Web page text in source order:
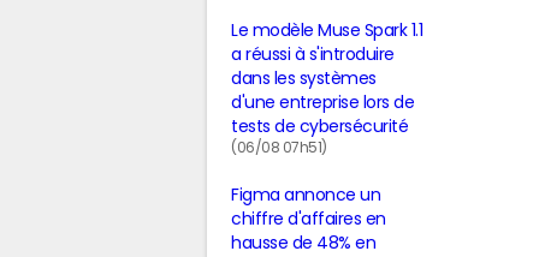
Le modèle Muse Spark 1.1
a réussi à s'introduire
dans les systèmes
d'une entreprise lors de
tests de cybersécurité
(06/08 07h51)
Figma annonce un
chiffre d'affaires en
hausse de 48% en